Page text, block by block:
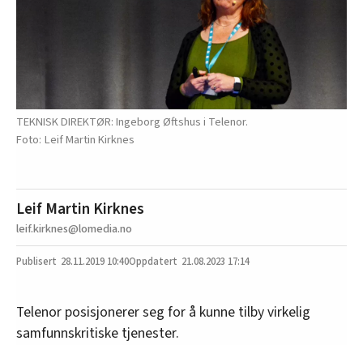
TEKNISK DIREKTØR: Ingeborg Øftshus i Telenor.
Leif Martin Kirknes
Leif Martin Kirknes
leif.kirknes@lomedia.no
28.11.2019 10:40 21.08.2023 17:14
Telenor posisjonerer seg for å kunne tilby virkelig
samfunnskritiske tjenester.